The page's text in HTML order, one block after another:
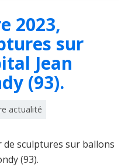
2023,
sur
Jean
(93).
actualité
de sculptures sur ballons
(93).